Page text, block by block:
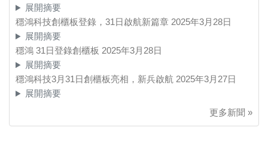
展開摘要
穩鴻科技創櫃板登錄，31日啟航新篇章 2025年3月28日
展開摘要
穩鴻 31日登錄創櫃板 2025年3月28日
展開摘要
穩鴻科技3月31日創櫃板亮相，新兵啟航 2025年3月27日
展開摘要
更多新聞 »